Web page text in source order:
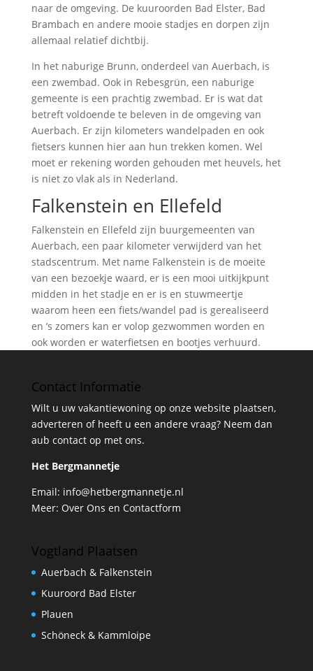
naar de omgeving. De kuuroorden Bad Elster, Bad
Brambach en andere mooie stadjes en dorpen zijn
allemaal relatief dichtbij.
In het naburige Brunn, onderdeel van Auerbach, is
een zwembad. Ook in Rebesgrün, een naburige
gemeente is een prachtig zwembad. Er is wat dat
betreft voldoende te beleven in de omgeving van
Auerbach. Er zijn kilometers wandelpaden en ook
fietsers kunnen hier aan hun trekken komen. Wel
moet er rekening worden gehouden met heuvels, het
is niet zo vlak als in Nederland.
Falkenstein en Ellefeld
Falkenstein en Ellefeld zijn buurgemeenten van
Auerbach, een paar kilometer verwijderd van het
stadscentrum. Met name Falkenstein is de moeite
van een bezoekje waard, er is een mooi uitkijkpunt
midden in het stadje en er is en stuwmeertje
waarom heen een fiets/wandel pad is gerealiseerd
en ’s zomers kan er volop gezwommen worden en
ook worden er waterfietsen en bootjes verhuurd.
Contact Informatie
Wilt u uw vakantiewoning op onze website plaatsen,
adverteren of heeft u een andere vraag? Neem dan
aub contact op met ons.
Het Bergmannetje
Email: info@hetbergmannetje.nl
Meer: Over Ons en Contactform
Vogtland Plaatsen
Auerbach & Falkenstein
Kuuroord Bad Elster
Plauen
Schöneck & Kammloipe